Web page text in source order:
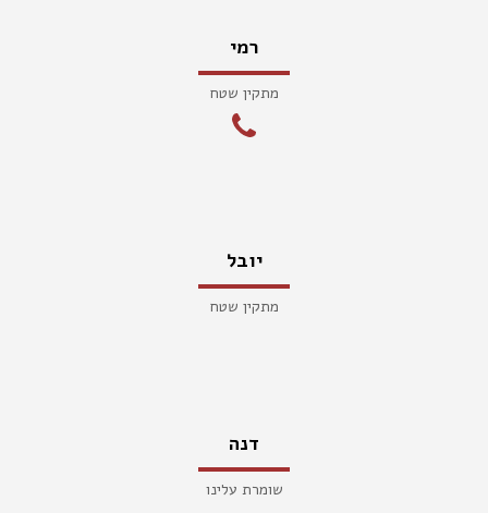
רמי
מתקין שטח
יובל
מתקין שטח
דנה
שומרת עלינו